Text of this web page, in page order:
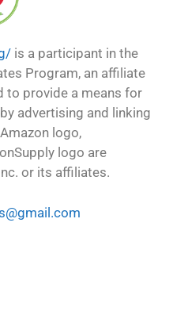
is a participant in the
Program, an affiliate
to provide a means for
advertising and linking
logo,
logo are
or its affiliates.